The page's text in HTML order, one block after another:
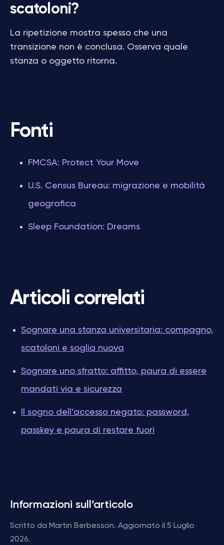
scatoloni?
La ripetizione mostra spesso che una
transizione non è conclusa. Osserva quale
stanza o oggetto ritorna.
Fonti
FMCSA: Protect Your Move
U.S. Census Bureau: migrazione e mobilità
geografica
Sleep Foundation: Dreams
Articoli correlati
Sognare una stanza universitaria: compagno,
scatoloni e soglia nuova
Sognare uno sfratto: affitto, paura di essere
mandati via e sicurezza
Il sogno dell’accesso negato: password,
passkey e paura di restare fuori
Informazioni sull’articolo
Scritto da Martin Berbesson. Aggiornato il 5 Luglio
2026.